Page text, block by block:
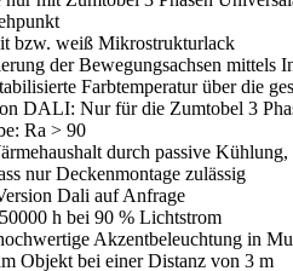
bzw. weiß Mikrostrukturlack
der Bewegungsachsen mittels
Farbtemperatur über die
DALI: Nur für die Zumtobel 3
Ra > 90
durch passive
nur Deckenmontage zulässig
Dali auf Anfrage
h bei 90 % Lichtstrom
Akzentbeleuchtung in
Objekt bei einer Distanz von 3 m